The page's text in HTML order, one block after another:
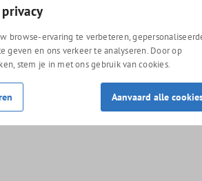
Een van onze ervaren
jouw schoenmaat. Zo fiets
in onze webshop kopen.
browse-ervaring te verbeteren,
geven en ons verkeer te analyseren. Door op
stem je in met ons gebruik van cookies.
Aanvaard alle